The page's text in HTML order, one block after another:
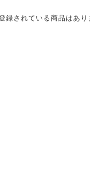
録されている商品はあり